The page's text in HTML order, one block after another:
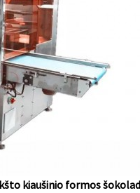
kiaušinio formos